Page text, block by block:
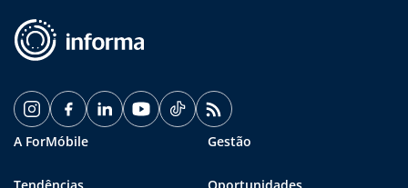
A ForMóbile Gestão